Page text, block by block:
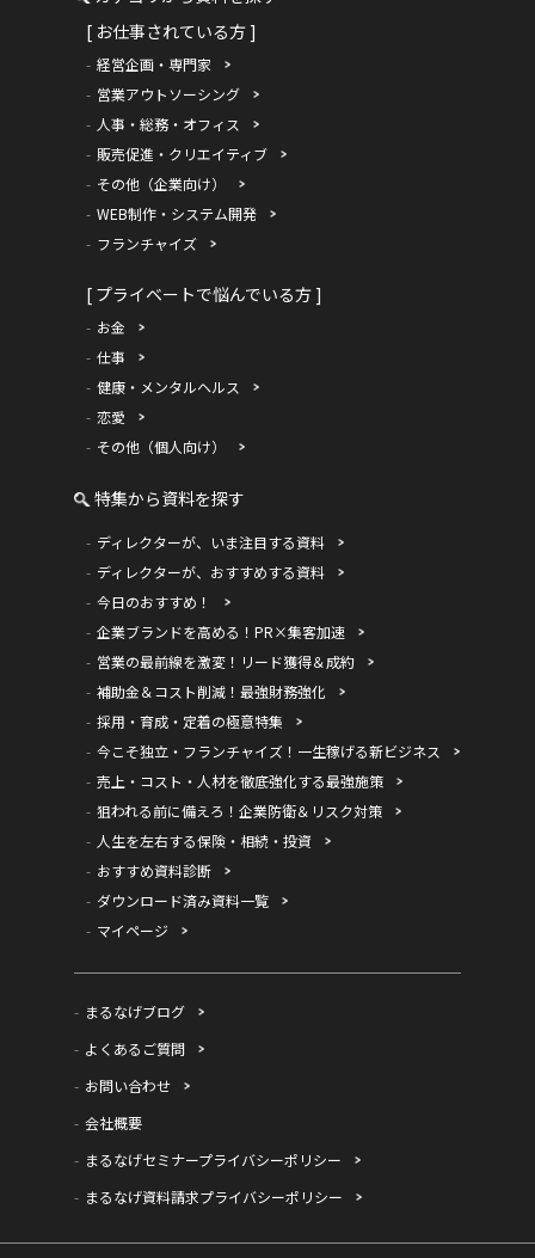
[ お仕事されている方 ]
経営企画・専門家
営業アウトソーシング
人事・総務・オフィス
販売促進・クリエイティブ
その他（企業向け）
WEB制作・システム開発
フランチャイズ
[ プライベートで悩んでいる方 ]
お金
仕事
健康・メンタルヘルス
恋愛
その他（個人向け）
特集から資料を探す
ディレクターが、いま注目する資料
ディレクターが、おすすめする資料
今日のおすすめ！
企業ブランドを高める！PR×集客加速
営業の最前線を激変！リード獲得＆成約
補助金＆コスト削減！最強財務強化
採用・育成・定着の極意特集
今こそ独立・フランチャイズ！一生稼げる新ビジネス
売上・コスト・人材を徹底強化する最強施策
狙われる前に備えろ！企業防衛＆リスク対策
人生を左右する保険・相続・投資
おすすめ資料診断
ダウンロード済み資料一覧
マイページ
まるなげブログ
よくあるご質問
お問い合わせ
会社概要
まるなげセミナープライバシーポリシー
まるなげ資料請求プライバシーポリシー